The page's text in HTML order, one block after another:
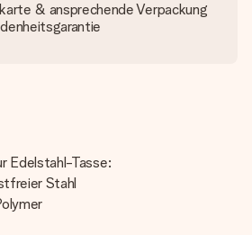
& ansprechende Verpackung
Edelstahl-Tasse:
Stahl